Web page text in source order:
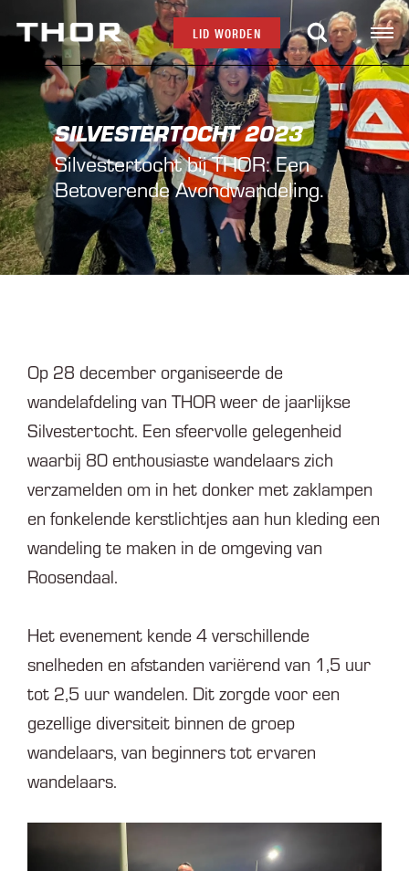
LID WORDEN
SILVESTERTOCHT 2023
Silvestertocht bij THOR: Een
Betoverende Avondwandeling.
Op 28 december organiseerde de
wandelafdeling van THOR weer de jaarlijkse
Silvestertocht. Een sfeervolle gelegenheid
waarbij 80 enthousiaste wandelaars zich
verzamelden om in het donker met zaklampen
en fonkelende kerstlichtjes aan hun kleding een
wandeling te maken in de omgeving van
Roosendaal.
Het evenement kende 4 verschillende
snelheden en afstanden variërend van 1,5 uur
tot 2,5 uur wandelen. Dit zorgde voor een
gezellige diversiteit binnen de groep
wandelaars, van beginners tot ervaren
wandelaars.